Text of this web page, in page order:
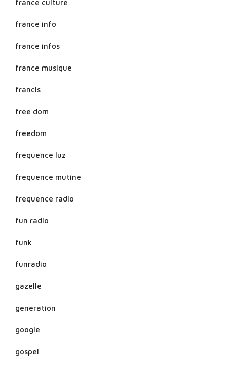
france culture
france info
france infos
france musique
francis
free dom
freedom
frequence luz
frequence mutine
frequence radio
fun radio
funk
funradio
gazelle
generation
google
gospel